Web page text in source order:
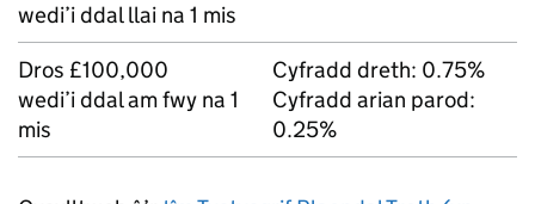
wedi’i ddal llai na 1 mis
Dros £100,000
wedi’i ddal am fwy na 1
mis
Cyfradd dreth: 0.75%
Cyfradd arian parod:
0.25%